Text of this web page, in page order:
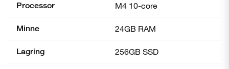
Processor M4 10-core
Minne 24GB RAM
Lagring 256GB SSD